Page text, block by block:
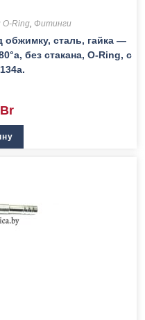
Ring, Фитинги
сталь, гайка —
без стакана, O-Ring, с
Br